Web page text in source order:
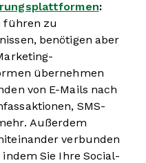
:
führen zu
benötigen aber
übernehmen
von E-Mails nach
SMS-
Außerdem
verbunden
Sie Ihre Social-